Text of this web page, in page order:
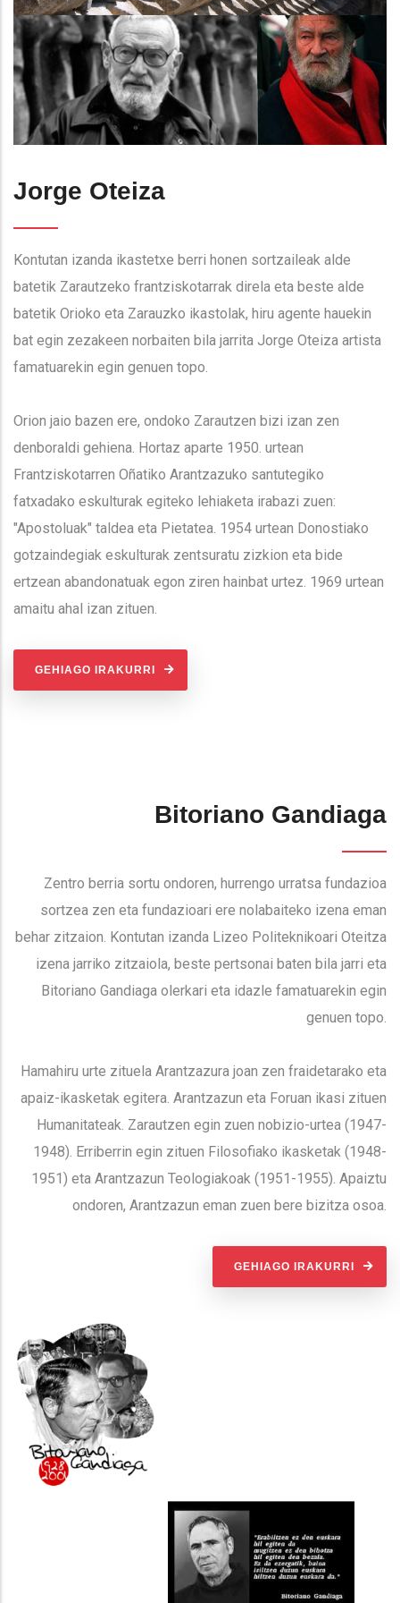
Jorge Oteiza
Kontutan izanda ikastetxe berri honen sortzaileak alde
batetik Zarautzeko frantziskotarrak direla eta beste alde
batetik Orioko eta Zarauzko ikastolak, hiru agente hauekin
bat egin zezakeen norbaiten bila jarrita Jorge Oteiza artista
famatuarekin egin genuen topo.
Orion jaio bazen ere, ondoko Zarautzen bizi izan zen
denboraldi gehiena. Hortaz aparte 1950. urtean
Frantziskotarren Oñatiko Arantzazuko santutegiko
fatxadako eskulturak egiteko lehiaketa irabazi zuen:
"Apostoluak" taldea eta Pietatea. 1954 urtean Donostiako
gotzaindegiak eskulturak zentsuratu zizkion eta bide
ertzean abandonatuak egon ziren hainbat urtez. 1969 urtean
amaitu ahal izan zituen.
GEHIAGO IRAKURRI
Bitoriano Gandiaga
Zentro berria sortu ondoren, hurrengo urratsa fundazioa
sortzea zen eta fundazioari ere nolabaiteko izena eman
behar zitzaion. Kontutan izanda Lizeo Politeknikoari Oteitza
izena jarriko zitzaiola, beste pertsonai baten bila jarri eta
Bitoriano Gandiaga olerkari eta idazle famatuarekin egin
genuen topo.
Hamahiru urte zituela Arantzazura joan zen fraidetarako eta
apaiz-ikasketak egitera. Arantzazun eta Foruan ikasi zituen
Humanitateak. Zarautzen egin zuen nobizio-urtea (1947-
1948). Erriberrin egin zituen Filosofiako ikasketak (1948-
1951) eta Arantzazun Teologiakoak (1951-1955). Apaiztu
ondoren, Arantzazun eman zuen bere bizitza osoa.
GEHIAGO IRAKURRI